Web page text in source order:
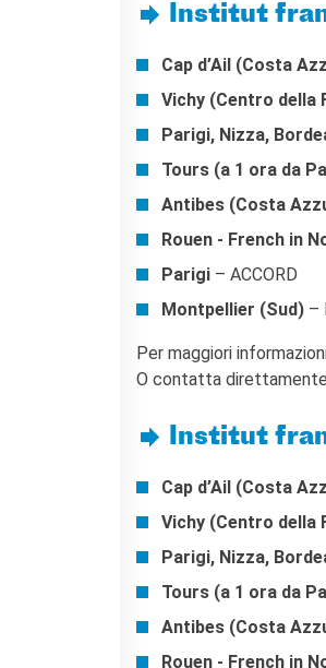
Institut
Cap d’Ail (Costa
Vichy (Centro della
Parigi, Nizza,
Tours (a 1 ora da
Antibes (Costa
Rouen - French in
Parigi – ACCORD
Montpellier (Sud) –
Per maggiori
O contatta direttamente
Institut
Cap d’Ail (Costa
Vichy (Centro della
Parigi, Nizza,
Tours (a 1 ora da
Antibes (Costa
Rouen - French in